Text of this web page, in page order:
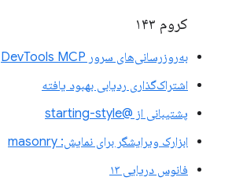
کروم ۱۴۳
به‌روزرسانی‌های سرور DevTools MCP
اشتراک‌گذاری ردیابی بهبود یافته
پشتیبانی از @starting-style
ابزارک ویرایشگر برای نمایش: masonry
فانوس دریایی ۱۳